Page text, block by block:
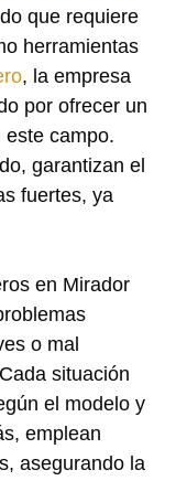
que requiere
herramientas
, la empresa
por ofrecer un
campo.
garantizan el
fuertes, ya
en Mirador
o mal
situación
el modelo y
emplean
asegurando la